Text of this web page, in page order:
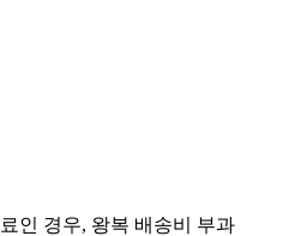
인 경우, 왕복 배송비 부과